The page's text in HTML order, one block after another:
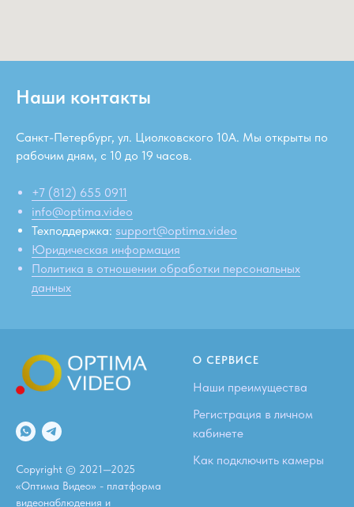
Наши контакты
Санкт-Петербург, ул. Циолковского 10А. Мы открыты по
рабочим дням, c 10 до 19 часов.
+7 (812) 655 0911
info@optima.video
Техподдержка: support@optima.video
Юридическая информация
Политика в отношении обработки персональных
данных
Copyright © 2021—2025
«Оптима Видео» - платформа
видеонаблюдения и
О СЕРВИСЕ
Наши преимущества
Регистрация в личном
кабинете
Как подключить камеры